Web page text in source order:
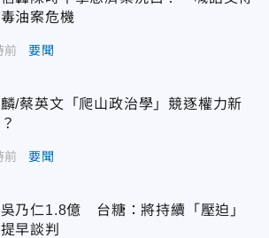
油案危機
前 要聞
/蔡英文「爬山政治學」競逐權力新
前 要聞
乃仁1.8億 台糖：將持續「壓迫」
早談判